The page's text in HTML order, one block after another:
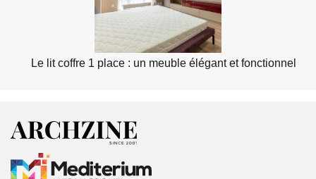
Le lit coffre 1 place : un meuble élégant et fonctionnel